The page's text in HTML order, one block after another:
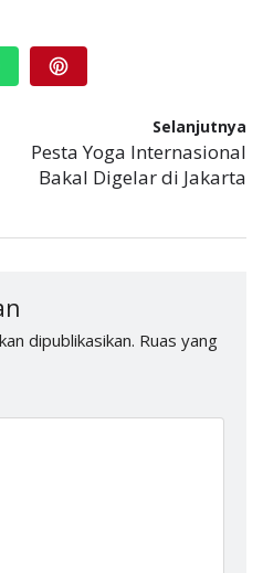
Selanjutnya
Pesta Yoga Internasional
Bakal Digelar di Jakarta
dipublikasikan. Ruas yang